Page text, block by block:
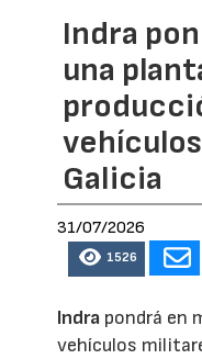
Indra
una
Galicia
31/07/2026
1526
Indra pondrá en
vehículos